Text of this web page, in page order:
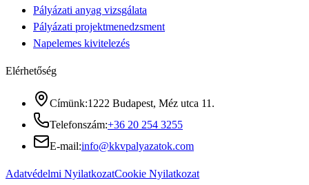
Pályázati anyag vizsgálata
Pályázati projektmenedzsment
Napelemes kivitelezés
Elérhetőség
Címünk:1222 Budapest, Méz utca 11.
Telefonszám:+36 20 254 3255
E-mail:info@kkvpalyazatok.com
Adatvédelmi NyilatkozatCookie Nyilatkozat